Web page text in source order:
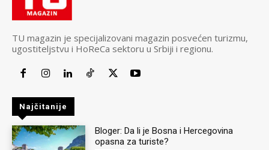
TU magazin je specijalizovani magazin posvećen turizmu,
ugostiteljstvu i HoReCa sektoru u Srbiji i regionu.
Najčitanije
Bloger: Da li je Bosna i Hercegovina
opasna za turiste?